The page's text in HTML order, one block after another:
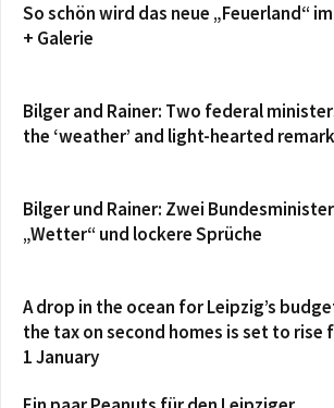
So schön wird das neue „Feuerland“
+ Galerie
Bilger and Rainer: Two federal
the ‘weather’ and light-hearted
Bilger und Rainer: Zwei
„Wetter“ und lockere Sprüche
A drop in the ocean for Leipzig’s
the tax on second homes is set to rise
1 January